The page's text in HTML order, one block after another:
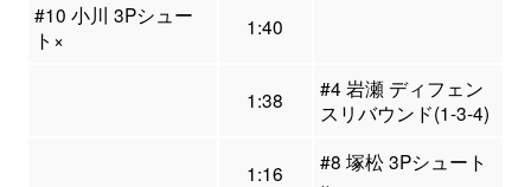
#10 小川 3Pシュー
ト×
1:40
1:38
#4 岩瀬 ディフェン
スリバウンド(1-3-4)
1:16
#8 塚松 3Pシュート